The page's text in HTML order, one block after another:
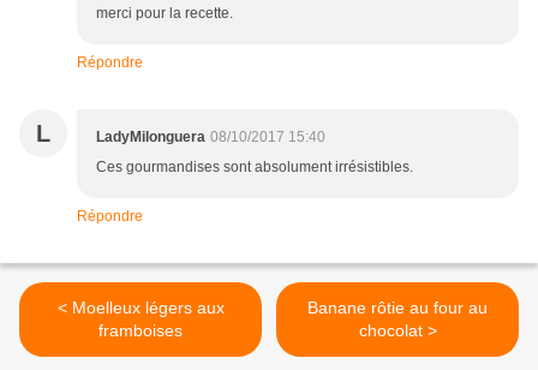
merci pour la recette.
Répondre
L LadyMilonguera 08/10/2017 15:40
Ces gourmandises sont absolument irrésistibles.
Répondre
< Moelleux légers aux
framboises
Banane rôtie au four au
chocolat >